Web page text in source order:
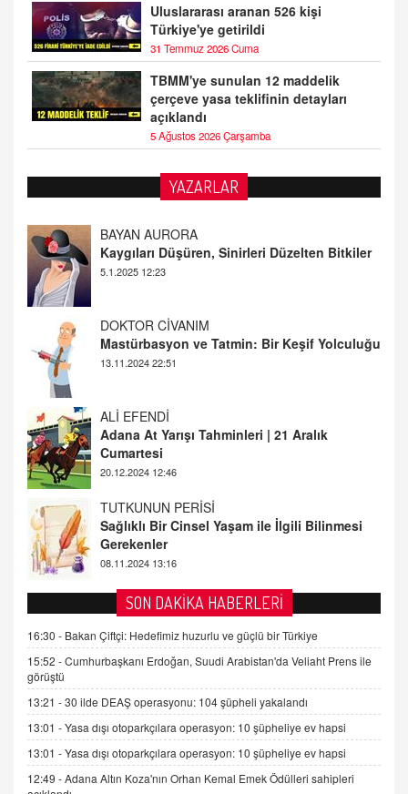
Uluslararası aranan 526 kişi
Türkiye'ye getirildi
31 Temmuz 2026 Cuma
TBMM'ye sunulan 12 maddelik
çerçeve yasa teklifinin detayları
açıklandı
5 Ağustos 2026 Çarşamba
YAZARLAR
DOKTOR CİVANIM
Mastürbasyon ve Tatmin: Bir Keşif Yolculuğu
13.11.2024 22:51
ALİ EFENDİ
Adana At Yarışı Tahminleri | 21 Aralık
Cumartesi
TUTKUNUN PERİSİ
Sağlıklı Bir Cinsel Yaşam ile İlgili Bilinmesi
Gerekenler
08.11.2024 13:16
FARUK ÖNALAN
Tezkere Onaylanmasaydı…
2 Kasım 2021 Salı 00:11
AV. DOĞAN CAN DOĞAN
Kişisel verilerin korunması ve dijital hukukun
gelişimi
15.09.2025 16:17
SEHER EREK
Kış Ayları Geldi, Hangi Önlemler Alınmalı?
9.12.2025 10:11
İNCİ GÜL AKÖL
SON DAKİKA HABERLERİ
16:30 - Bakan Çiftçi: Hedefimiz huzurlu ve güçlü bir Türkiye
15:52 -Cumhurbaşkanı Erdoğan, Suudi Arabistan'da Veliaht Prens ile
görüştü
13:21 -30 ilde DEAŞ operasyonu: 104 şüpheli yakalandı
13:01 -Yasa dışı otoparkçılara operasyon: 10 şüpheliye ev hapsi
13:01 -Yasa dışı otoparkçılara operasyon: 10 şüpheliye ev hapsi
12:49 -Adana Altın Koza'nın Orhan Kemal Emek Ödülleri sahipleri